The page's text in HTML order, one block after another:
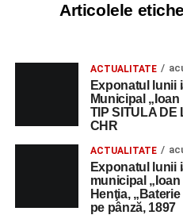
Articolele
ACTUALITATE
Exponatul lunii
Municipal
TIP SITULA DE
CHR
ACTUALITATE
Exponatul lunii
municipal
Henţia,
pe pânză, 1897